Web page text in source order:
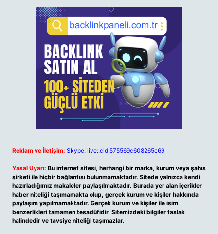
Reklam ve İletişim: Skype: live:.cid.575569c608265c69
Yasal Uyarı: Bu internet sitesi, herhangi bir marka, kurum veya şahıs
şirketi ile hiçbir bağlantısı bulunmamaktadır. Sitede yalnızca kendi
hazırladığımız makaleler paylaşılmaktadır. Burada yer alan içerikler
haber niteliği taşımamakta olup, gerçek kurum ve kişiler hakkında
paylaşım yapılmamaktadır. Gerçek kurum ve kişiler ile isim
benzerlikleri tamamen tesadüfidir. Sitemizdeki bilgiler taslak
halindedir ve tavsiye niteliği taşımazlar.